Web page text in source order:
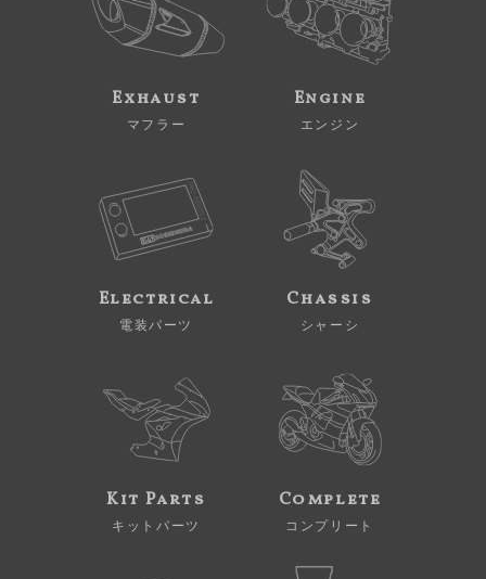
Exhaust
マフラー
Engine
エンジン
Electrical
電装パーツ
Chassis
シャーシ
Kit Parts
キットパーツ
Complete
コンプリート